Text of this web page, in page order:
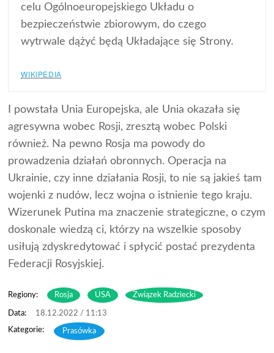
celu Ogólnoeuropejskiego Układu o
bezpieczeństwie zbiorowym, do czego
wytrwale dążyć będą Układające się Strony.
WIKIPEDIA
I powstała Unia Europejska, ale Unia okazała się
agresywna wobec Rosji, zresztą wobec Polski
również. Na pewno Rosja ma powody do
prowadzenia działań obronnych. Operacja na
Ukrainie, czy inne działania Rosji, to nie są jakieś tam
wojenki z nudów, lecz wojna o istnienie tego kraju.
Wizerunek Putina ma znaczenie strategiczne, o czym
doskonale wiedzą ci, którzy na wszelkie sposoby
usiłują zdyskredytować i spłycić postać prezydenta
Federacji Rosyjskiej.
Regiony: Rosja USA Związek Radziecki
18.12.2022 / 11:13
Prasówka